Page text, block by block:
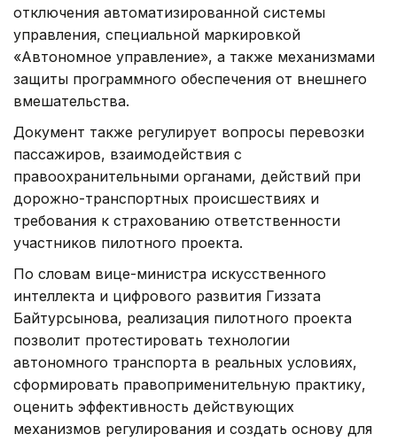
отключения автоматизированной системы
управления, специальной маркировкой
«Автономное управление», а также механизмами
защиты программного обеспечения от внешнего
вмешательства.
Документ также регулирует вопросы перевозки
пассажиров, взаимодействия с
правоохранительными органами, действий при
дорожно-транспортных происшествиях и
требования к страхованию ответственности
участников пилотного проекта.
По словам вице-министра искусственного
интеллекта и цифрового развития Гиззата
Байтурсынова, реализация пилотного проекта
позволит протестировать технологии
автономного транспорта в реальных условиях,
сформировать правоприменительную практику,
оценить эффективность действующих
механизмов регулирования и создать основу для